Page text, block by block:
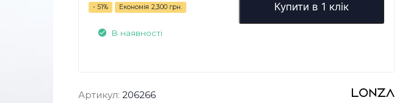
- 51% Економія 2,300 грн.
В наявності
Купити в 1 клік
Артикул: 206266